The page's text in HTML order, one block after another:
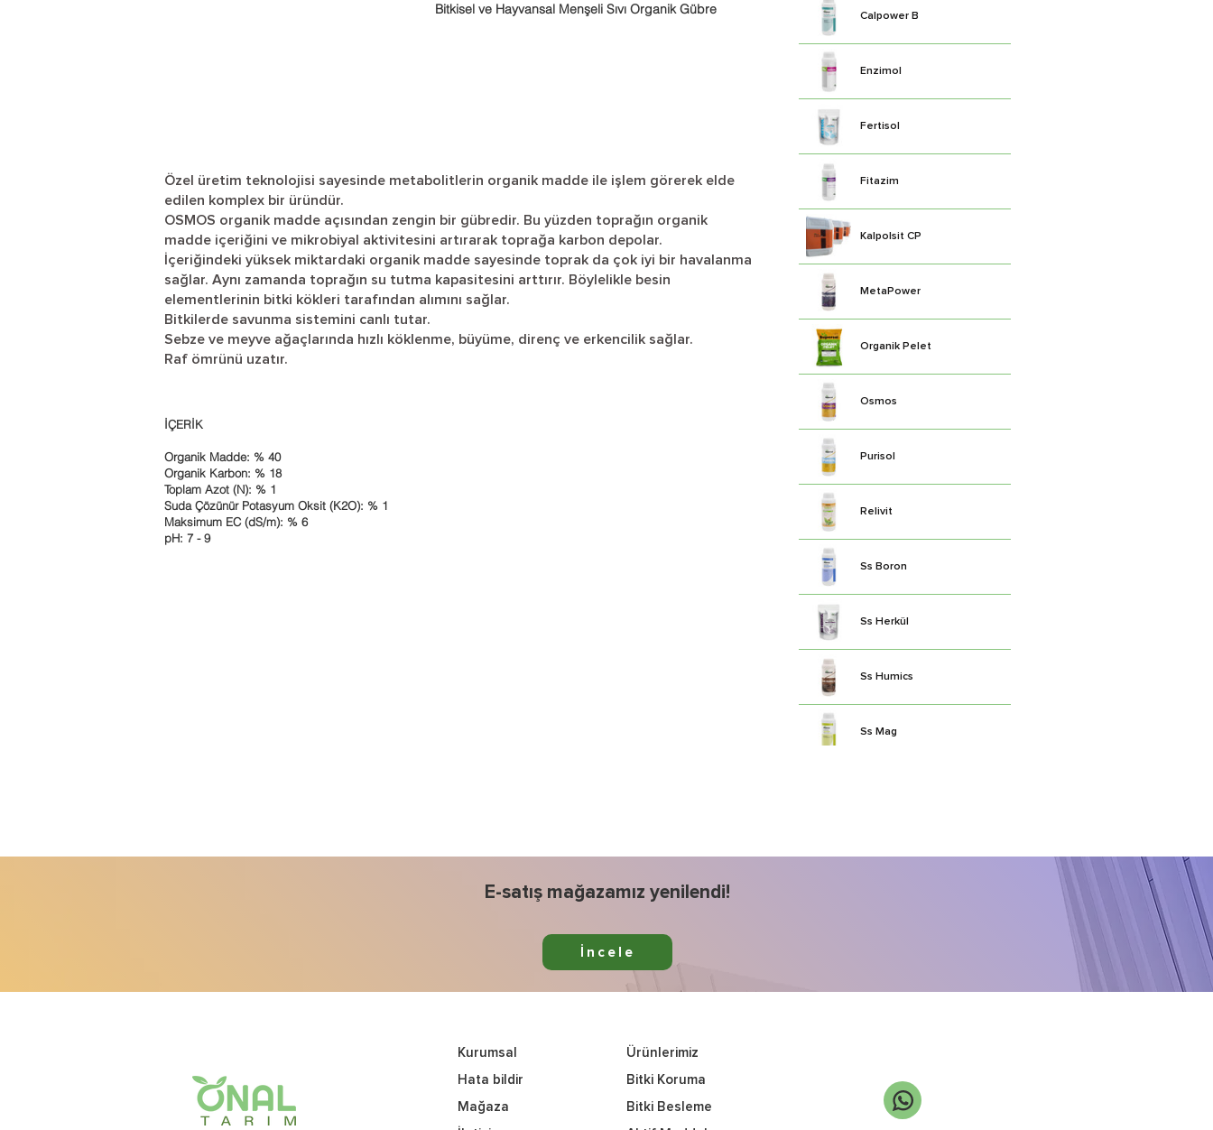
Bitkisel ve Hayvansal Menşeli Sıvı Organik Gübre
Özel üretim teknolojisi sayesinde metabolitlerin organik madde ile işlem görerek elde
edilen komplex bir üründür.
OSMOS organik madde açısından zengin bir gübredir. Bu yüzden toprağın organik
madde içeriğini ve mikrobiyal aktivitesini artırarak toprağa karbon depolar.
İçeriğindeki yüksek miktardaki organik madde sayesinde toprak da çok iyi bir havalanma
sağlar. Aynı zamanda toprağın su tutma kapasitesini arttırır. Böylelikle besin
elementlerinin bitki kökleri tarafından alımını sağlar.
Bitkilerde savunma sistemini canlı tutar.
Sebze ve meyve ağaçlarında hızlı köklenme, büyüme, direnç ve erkencilik sağlar.
Raf ömrünü uzatır.
İÇERİK
Organik Madde: % 40
Organik Karbon: % 18
Toplam Azot (N): % 1
Suda Çözünür Potasyum Oksit (K2O): % 1
Maksimum EC (dS/m): % 6
pH: 7 - 9
Calpower B
Enzimol
Fertisol
Fitazim
Kalpolsit CP
MetaPower
Organik Pelet
Osmos
Purisol
Relivit
Ss Boron
Ss Herkül
Ss Humics
Ss Mag
Ss Super Pan
E-satış mağazamız yenilendi!
İncele
Kurumsal
Hata bildir
Mağaza
Ürünlerimiz
Bitki Koruma
Bitki Besleme